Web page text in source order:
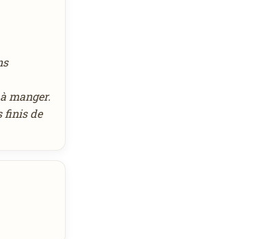
manger.
finis de